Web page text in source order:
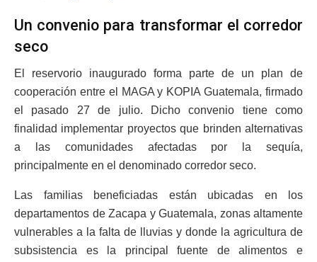
Un convenio para transformar el corredor
seco
El reservorio inaugurado forma parte de un plan de
cooperación entre el MAGA y KOPIA Guatemala, firmado
el pasado 27 de julio. Dicho convenio tiene como
finalidad implementar proyectos que brinden alternativas
a las comunidades afectadas por la sequía,
principalmente en el denominado corredor seco.
Las familias beneficiadas están ubicadas en los
departamentos de Zacapa y Guatemala, zonas altamente
vulnerables a la falta de lluvias y donde la agricultura de
subsistencia es la principal fuente de alimentos e